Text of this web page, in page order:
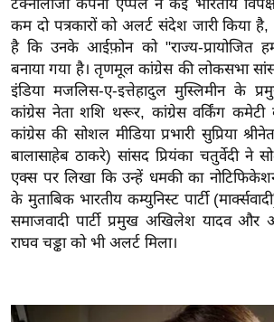
वि
शे
ष
ज्ञ
रा
य
ब
ज
ट
खे
के
टेक्नोलॉजी कंपनी एप्पल ने कई भारतीय
कम दो पत्रकारों को अलर्ट संदेश जारी किया
है कि उनके आईफ़ोन को "राज्य-प्रायोजित
बनाया गया है। तृणमूल कांग्रेस की लोकसभा
इंडिया मजलिस-ए-इत्तेहादुल मुस्लिमीन के
कांग्रेस नेता शशि थरूर, कांग्रेस वर्किंग
कांग्रेस की सोशल मीडिया प्रभारी सुप्रिया
बालासाहेब ठाकरे) सांसद प्रियंका चतुर्वेदी ने
एक्स पर लिखा कि उन्हें धमकी का नोटिफिकेशन
के मुताबिक भारतीय कम्युनिस्ट पार्टी
समाजवादी पार्टी प्रमुख अखिलेश यादव और
राघव चड्ढा को भी अलर्ट मिला।